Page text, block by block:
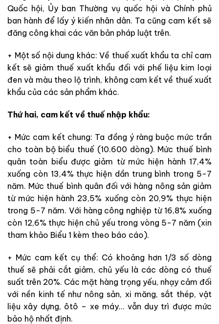
Quốc hội, Ủy ban Thường vụ quốc hội và Chính phủ
ban hành để lấy ý kiến nhân dân. Ta cũng cam kết sẽ
đăng công khai các văn bản pháp luật trên.
+ Một số nội dung khác: Về thuế xuất khẩu ta chỉ cam
kết sẽ giảm thuế xuất khẩu đối với phế liệu kim loại
đen và màu theo lộ trình, không cam kết về thuế xuất
khẩu của các sản phẩm khác.
Thứ hai, cam kết về thuế nhập khẩu:
+ Mức cam kết chung: Ta đồng ý ràng buộc mức trần
cho toàn bộ biểu thuế (10.600 dòng). Mức thuế bình
quân toàn biểu được giảm từ mức hiện hành 17,4%
xuống còn 13,4% thực hiện dần trung bình trong 5-7
năm. Mức thuế bình quân đối với hàng nông sản giảm
từ mức hiện hành 23,5% xuống còn 20,9% thực hiện
trong 5-7 năm. Với hàng công nghiệp từ 16,8% xuống
còn 12,6% thực hiện chủ yếu trong vòng 5-7 năm (xin
tham khảo Biểu 1 kèm theo báo cáo).
+ Mức cam kết cụ thể: Có khoảng hơn 1/3 số dòng
thuế sẽ phải cắt giảm, chủ yếu là các dòng có thuế
suất trên 20%. Các mặt hàng trọng yếu, nhạy cảm đối
với nền kinh tế như nông sản, xi măng, sắt thép, vật
liệu xây dựng, ôtô – xe máy… vẫn duy trì được mức
bảo hộ nhất định.